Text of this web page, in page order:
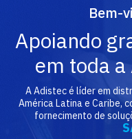
Bem-
Apoiando
em toda
A Adistec é líder em
América Latina e Caribe,
fornecimento de